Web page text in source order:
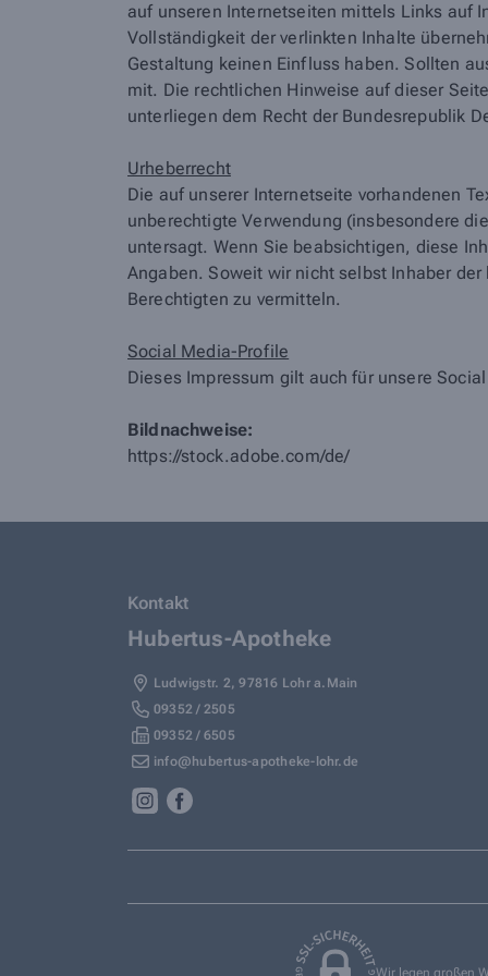
auf unseren Internetseiten mittels Links auf
Vollständigkeit der verlinkten Inhalte
Gestaltung keinen Einfluss haben. Sollten
mit. Die rechtlichen Hinweise auf dieser
unterliegen dem Recht der Bundesrepublik
Urheberrecht
Die auf unserer Internetseite vorhandenen
unberechtigte Verwendung (insbesondere
untersagt. Wenn Sie beabsichtigen, diese
Angaben. Soweit wir nicht selbst Inhaber
Berechtigten zu vermitteln.
Social Media-Profile
Dieses Impressum gilt auch für unsere
Bildnachweise:
https://stock.adobe.com/de/
Kontakt
Hubertus-Apotheke
Ludwigstr. 2,97816 Lohr a.Main
09352 / 2505
09352 / 6505
info@hubertus-apotheke-lohr.de
Wir legen großen